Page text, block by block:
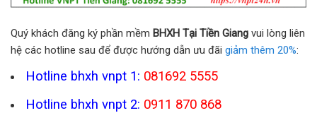
Quý khách đăng ký phần mềm BHXH Tại Tiền Giang vui lòng liên
hệ các hotline sau để được hướng dẫn ưu đãi giảm thêm 20%:
Hotline bhxh vnpt 1: 081692 5555
Hotline bhxh vnpt 2: 0911 870 868